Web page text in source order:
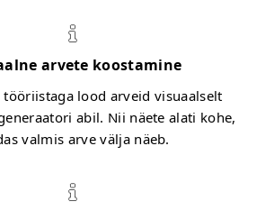
arvete koostamine
tööriistaga lood arveid visuaalselt
abil. Nii näete alati kohe,
valmis arve välja näeb.